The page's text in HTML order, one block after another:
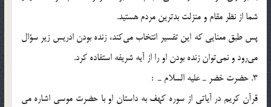
شما از نظر مقام و منزلت بدترين مردم هستيد.
پس طبق معنايي كه اين تفسير انتخاب مي‌كند، زنده بودن ادريس زير سؤال
مي‌رود و نمي‌توان زنده بودن او را از آيه شريفه استفاده كرد.
3. حضرت خضر ـ عليه السلام ـ :
قرآن كريم در آياتي از سوره كهف به داستان او با حضرت موسي اشاره مي